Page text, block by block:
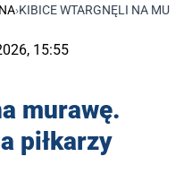
›KIBICE WTARGNĘLI NA
15:55
murawę.
piłkarzy